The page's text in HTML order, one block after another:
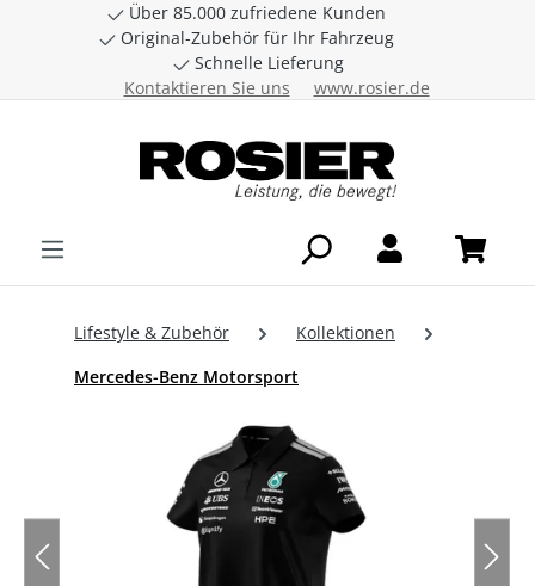
Zum Hauptinhalt springen
Über 85.000 zufriedene Kunden
Original-Zubehör für Ihr Fahrzeug
Schnelle Lieferung
Kontaktieren Sie uns
www.rosier.de
Lifestyle & Zubehör
Kollektionen
Mercedes-Benz Motorsport
Bildergalerie überspringen